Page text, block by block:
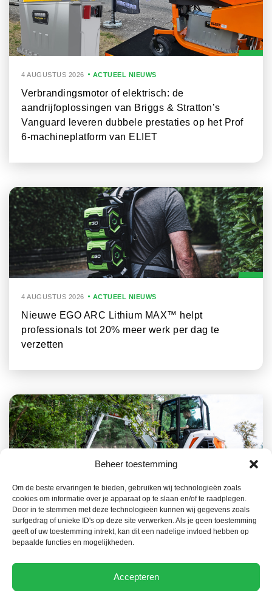
Beheer toestemming
Om de beste ervaringen te bieden, gebruiken wij technologieën zoals
cookies om informatie over je apparaat op te slaan en/of te raadplegen.
Door in te stemmen met deze technologieën kunnen wij gegevens zoals
surfgedrag of unieke ID's op deze site verwerken. Als je geen toestemming
geeft of uw toestemming intrekt, kan dit een nadelige invloed hebben op
bepaalde functies en mogelijkheden.
Accepteren
4 AUGUSTUS 2026 ACTUEEL NIEUWS
Verbrandingsmotor of elektrisch: de
aandrijfoplossingen van Briggs & Stratton’s
Vanguard leveren dubbele prestaties op het Prof
6-machineplatform van ELIET
4 AUGUSTUS 2026 ACTUEEL NIEUWS
Nieuwe EGO ARC Lithium MAX™ helpt
professionals tot 20% meer werk per dag te
verzetten
ACTUEEL NIEUWS
Het Bobcat-gamma, een belangrijke troef in de
preventie van bosbranden